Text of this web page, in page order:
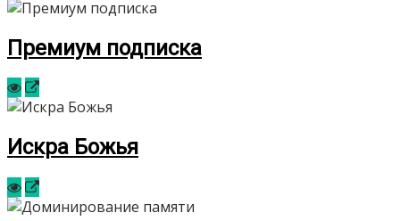
Премиум подписка
Искра Божья